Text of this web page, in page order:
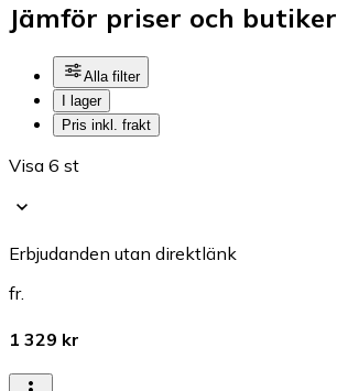
Jämför priser och butiker
Alla filter
I lager
Pris inkl. frakt
Visa 6 st
Erbjudanden utan direktlänk
fr.
1 329 kr